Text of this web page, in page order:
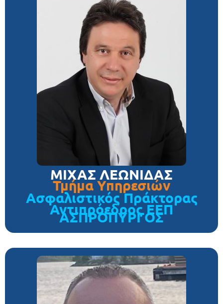
ΜΙΧΑΣ ΛΕΩΝΙΔΑΣ
Τμήμα Υπηρεσιών
Ασφαλιστικός Πράκτορας
Αντιπρόεδρος ΕΕΠ
ΑΣΠΡΟΠΥΡΓΟΣ